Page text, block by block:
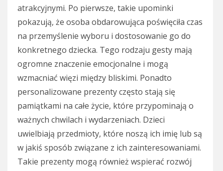
atrakcyjnymi. Po pierwsze, takie upominki
pokazują, że osoba obdarowująca poświęciła czas
na przemyślenie wyboru i dostosowanie go do
konkretnego dziecka. Tego rodzaju gesty mają
ogromne znaczenie emocjonalne i mogą
wzmacniać więzi między bliskimi. Ponadto
personalizowane prezenty często stają się
pamiątkami na całe życie, które przypominają o
ważnych chwilach i wydarzeniach. Dzieci
uwielbiają przedmioty, które noszą ich imię lub są
w jakiś sposób związane z ich zainteresowaniami.
Takie prezenty mogą również wspierać rozwój